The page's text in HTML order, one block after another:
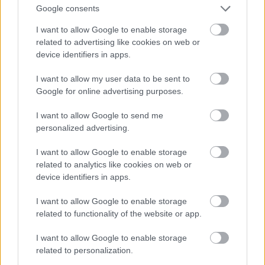
Google consents
I want to allow Google to enable storage
related to advertising like cookies on web or
device identifiers in apps.
I want to allow my user data to be sent to
Google for online advertising purposes.
I want to allow Google to send me
personalized advertising.
I want to allow Google to enable storage
related to analytics like cookies on web or
device identifiers in apps.
I want to allow Google to enable storage
related to functionality of the website or app.
I want to allow Google to enable storage
related to personalization.
Tehetségesebbek. Többet dolgoznak, hogy
kibontakoztathassák a képességeiket. És éppen ezért
őket ütik mindig! Gyakrabban leszorítják,
gyakrabban ütköznek velük... Az igény velük
szemben nagyobb. Ezért rájuk büszkébbek is az
kanadai csapat konkrétan ellene játszott.
- Fájdalmai vannak. De remélem, hogy az elődöntőre
minden fájdalmát meggyógyítjuk.
- Ha a verekedéseket zárójelbe tesszük, könnyebben
boldogultunk a kanadaiakkal, mint a finnekkel.
- Egyetértek. Nagyon fontos volt helyesen játszanunk
kanadaiak különösen erősek, de mi jobbnak
bizonyultunk náluk.